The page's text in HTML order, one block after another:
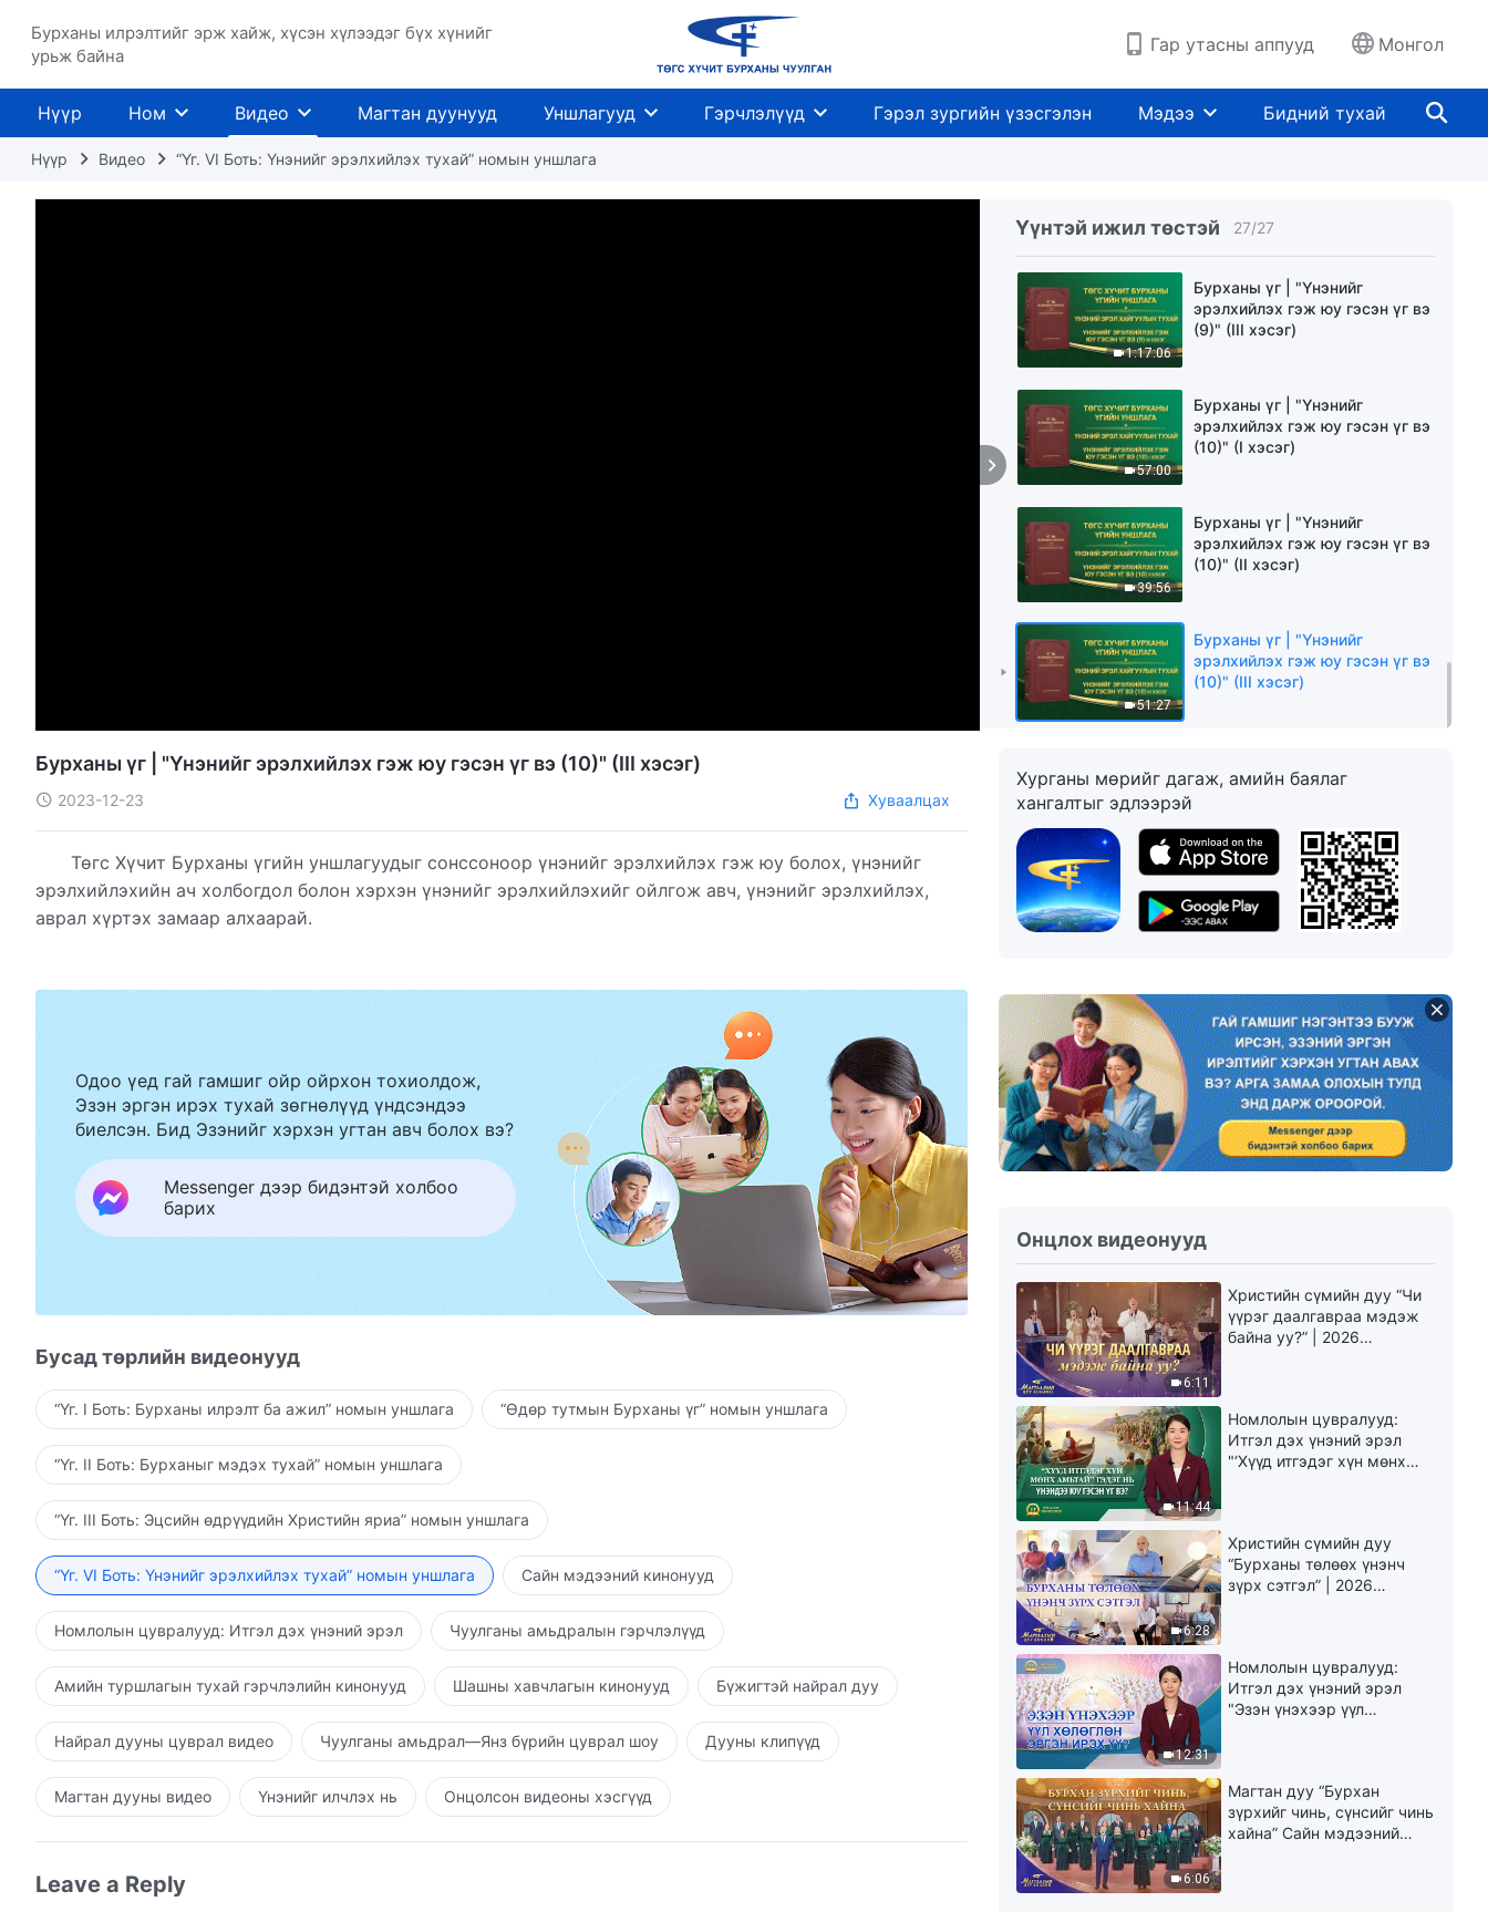
Бурханы илрэлтийг эрж хайж, хүсэн хүлээдэг бүх хүнийг
урьж байна
Гар утасны аппууд Монгол
Нүүр Ном Видео Магтан дуунууд Уншлагууд Гэрчлэлүүд Гэрэл зургийн үзэсгэлэн Мэдээ Бидний тухай
Нүүр Видео “Үг. VI Боть: Үнэнийг эрэлхийлэх тухай” номын уншлага
Үүнтэй ижил төстэй 27/27
47:56
Бурханы үг | "Үнэнийг
(9)" (I хэсэг)
40:32
1:17:06
Бурханы үг | "Үнэнийг
эрэлхийлэх гэж юу гэсэн үг вэ
(9)" (III хэсэг)
57:00
Бурханы үг | "Үнэнийг
эрэлхийлэх гэж юу гэсэн үг вэ
(10)" (I хэсэг)
39:56
Бурханы үг | "Үнэнийг
эрэлхийлэх гэж юу гэсэн үг вэ
(10)" (II хэсэг)
51:27
Бурханы үг | "Үнэнийг
эрэлхийлэх гэж юу гэсэн үг вэ
(10)" (III хэсэг)
Бурханы үг | "Үнэнийг эрэлхийлэх гэж юу гэсэн үг вэ (10)" (III хэсэг)
2023-12-23 Хуваалцах
Төгс Хүчит Бурханы үгийн уншлагуудыг сонссоноор үнэнийг эрэлхийлэх гэж юу болох, үнэнийг
эрэлхийлэхийн ач холбогдол болон хэрхэн үнэнийг эрэлхийлэхийг ойлгож авч, үнэнийг эрэлхийлэх,
аврал хүртэх замаар алхаарай.
Одоо үед гай гамшиг ойр ойрхон тохиолдож,
Эзэн эргэн ирэх тухай зөгнөлүүд үндсэндээ
биелсэн. Бид Эзэнийг хэрхэн угтан авч болох вэ?
Messenger дээр бидэнтэй холбоо
барих
Бусад төрлийн видеонууд
“Үг. I Боть: Бурханы илрэлт ба ажил” номын уншлага “Өдөр тутмын Бурханы үг” номын уншлага
“Үг. II Боть: Бурханыг мэдэх тухай” номын уншлага
“Үг. III Боть: Эцсийн өдрүүдийн Христийн яриа” номын уншлага
“Үг. VI Боть: Үнэнийг эрэлхийлэх тухай” номын уншлага Сайн мэдээний кинонууд
Номлолын цувралууд: Итгэл дэх үнэний эрэл Чуулганы амьдралын гэрчлэлүүд
Амийн туршлагын тухай гэрчлэлийн кинонууд Шашны хавчлагын кинонууд Бүжигтэй найрал дуу
Найрал дууны цуврал видео Чуулганы амьдрал—Янз бүрийн цуврал шоу Дууны клипүүд
Магтан дууны видео Үнэнийг илчлэх нь Онцолсон видеоны хэсгүүд
Leave a Reply
Хурганы мөрийг дагаж, амийн баялаг
хангалтыг эдлээрэй
Онцлох видеонууд
6:11
Христийн сүмийн дуу “Чи
үүрэг даалгавраа мэдэж
байна уу?” | 2026
11:44
Номлолын цувралууд:
Итгэл дэх үнэний эрэл
"‘Хүүд итгэдэг хүн мөнх
6:28
Христийн сүмийн дуу
“Бурханы төлөөх үнэнч
зүрх сэтгэл” | 2026
12:31
Номлолын цувралууд:
Итгэл дэх үнэний эрэл
"Эзэн үнэхээр үүл
6:06
Магтан дуу “Бурхан
зүрхийг чинь, сүнсийг чинь
хайна” Сайн мэдээний